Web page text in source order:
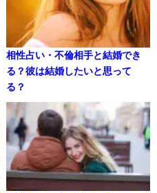
相性占い・不倫相手と結婚でき
る？彼は結婚したいと思って
る？